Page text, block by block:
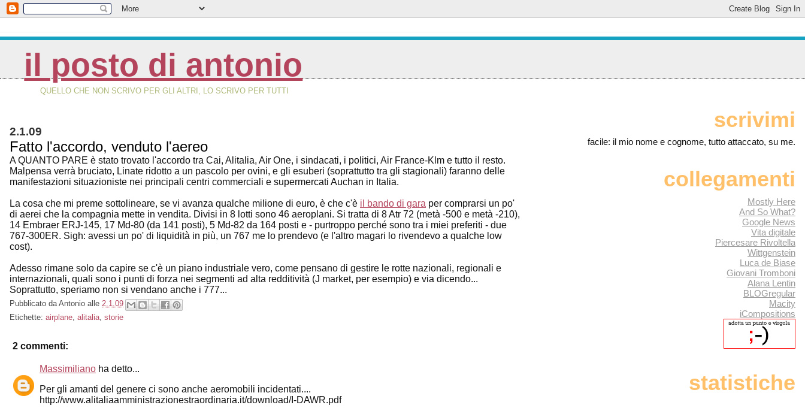
il posto di antonio
QUELLO CHE NON SCRIVO PER GLI ALTRI, LO SCRIVO PER TUTTI
2.1.09
Fatto l'accordo, venduto l'aereo
A QUANTO PARE è stato trovato l'accordo tra Cai, Alitalia, Air One, i sindacati, i politici, Air France-Klm e tutto il resto.
Malpensa verrà bruciato, Linate ridotto a un pascolo per ovini, e gli esuberi (soprattutto tra gli stagionali) faranno delle
manifestazioni situazioniste nei principali centri commerciali e supermercati Auchan in Italia.
La cosa che mi preme sottolineare, se vi avanza qualche milione di euro, è che c'è il bando di gara per comprarsi un po'
di aerei che la compagnia mette in vendita. Divisi in 8 lotti sono 46 aeroplani. Si tratta di 8 Atr 72 (metà -500 e metà -210),
14 Embraer ERJ-145, 17 Md-80 (da 141 posti), 5 Md-82 da 164 posti e - purtroppo perché sono tra i miei preferiti - due
767-300ER. Sigh: avessi un po' di liquidità in più, un 767 me lo prendevo (e l'altro magari lo rivendevo a qualche low
cost).
Adesso rimane solo da capire se c'è un piano industriale vero, come pensano di gestire le rotte nazionali, regionali e
internazionali, quali sono i punti di forza nei segmenti ad alta redditività (J market, per esempio) e via dicendo...
Soprattutto, speriamo non si vendano anche i 777...
Pubblicato da Antonio alle 2.1.09
Etichette: airplane, alitalia, storie
2 commenti:
Massimiliano ha detto...
Per gli amanti del genere ci sono anche aeromobili incidentati....
http://www.alitaliaamministrazionestraordinaria.it/download/I-DAWR.pdf
scrivimi
facile: il mio nome e cognome, tutto attaccato, su me.
collegamenti
Mostly Here
And So What?
Google News
Vita digitale
Piercesare Rivoltella
Wittgenstein
Luca de Biase
Giovani Tromboni
Alana Lentin
BLOGregular
Macity
iCompositions
statistiche